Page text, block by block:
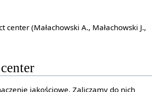
(Małachowski A., Małachowski J.,
jakościowe. Zaliczamy do nich